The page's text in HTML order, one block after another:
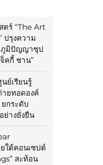
ตร์ “The Art
ปรุงความ
ภูมิปัญญาซุป
คกี้ ชาน”
ย์เรียนรู้
ายทอดองค์
กระดับ
ย่างยั่งยืน
ใต้คอนเซปต์
สะท้อน